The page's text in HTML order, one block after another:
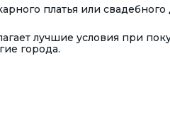
платья или свадебного
лучшие условия при
города.